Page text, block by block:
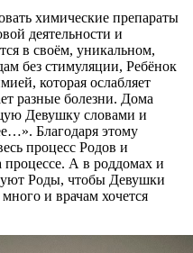
химические препараты
деятельности и
в своём, уникальном,
без стимуляции, Ребёнок
которая ослабляет
разные болезни. Дома
Девушку словами и
Благодаря этому
процесс Родов и
процессе. А в роддомах и
Роды, чтобы Девушки
и врачам хочется